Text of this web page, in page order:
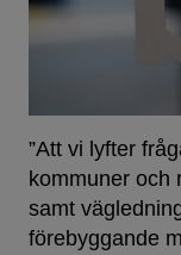
”Att vi lyfter
kommuner och
samt
förebyggande